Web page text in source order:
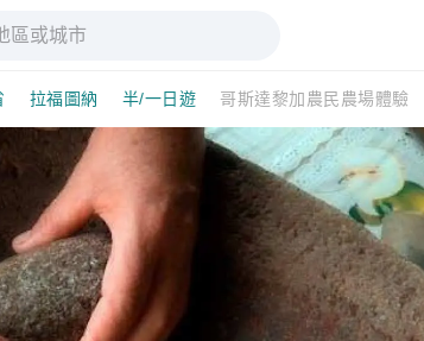
拉福圖納 半/一日遊 哥斯達黎加農民農場體驗